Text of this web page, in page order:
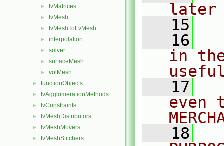
► fvMatrices
► fvMesh
► fvMeshToFvMesh
► interpolation
► solver
► surfaceMesh
► volMesh
► functionObjects
► fvAgglomerationMethods
► fvConstraints
► fvMeshDistributors
► fvMeshMovers
► fvMeshStitchers
later
   15
   16
in
   17
even
   18